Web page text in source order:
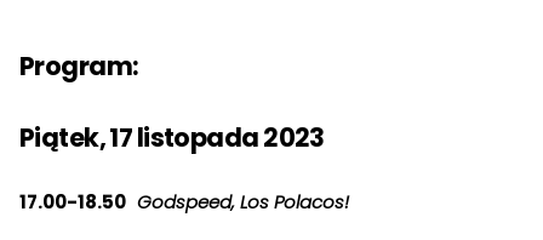
Program:
Piątek, 17 listopada 2023
17.00-18.50 Godspeed, Los Polacos!